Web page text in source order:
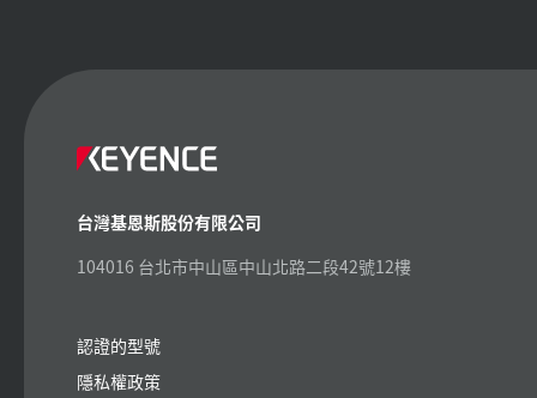
台灣基恩斯股份有限公司
104016 台北市中山區中山北路二段42號12樓
認證的型號
隱私權政策